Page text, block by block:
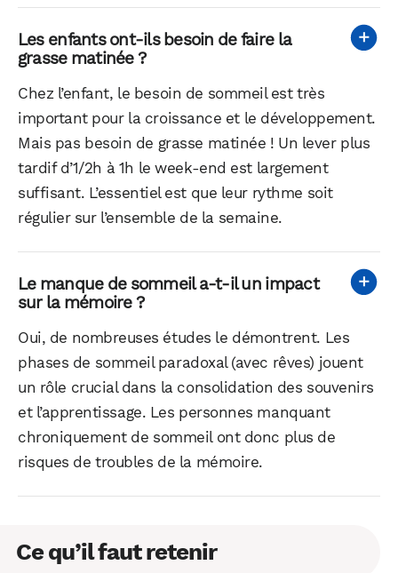
Les enfants ont-ils besoin de faire la
grasse matinée ?
Chez l’enfant, le besoin de sommeil est très
important pour la croissance et le développement.
Mais pas besoin de grasse matinée ! Un lever plus
tardif d’1/2h à 1h le week-end est largement
suffisant. L’essentiel est que leur rythme soit
régulier sur l’ensemble de la semaine.
Le manque de sommeil a-t-il un impact
sur la mémoire ?
Oui, de nombreuses études le démontrent. Les
phases de sommeil paradoxal (avec rêves) jouent
un rôle crucial dans la consolidation des souvenirs
et l’apprentissage. Les personnes manquant
chroniquement de sommeil ont donc plus de
risques de troubles de la mémoire.
Ce qu’il faut retenir